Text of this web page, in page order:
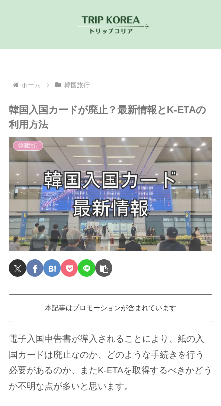
ホーム 韓国旅行
韓国入国カードが廃止？最新情報とK-ETAの
利用方法
韓国旅行
本記事はプロモーションが含まれています
電子入国申告書が導入されることにより、紙の入
国カードは廃止なのか、どのような手続きを行う
必要があるのか、またK-ETAを取得するべきかどう
か不明な点が多いと思います。